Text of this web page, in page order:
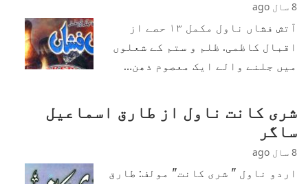
8 سال ago
آتش فشاں ناول مکمل ۱۳ حصے از
اقبال کاظمی. ظلم و ستم کے شعلوں
میں جلنے والے ایک معصوم ذھن…
شری کانت ناول از طارق اسماعیل
ساگر
8 سال ago
اردو ناول " شری کانت" مولف: طارق